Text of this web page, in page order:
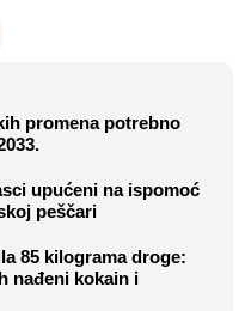
promena potrebno
upućeni na ispomoć
peščari
85 kilograma droge:
nađeni kokain i